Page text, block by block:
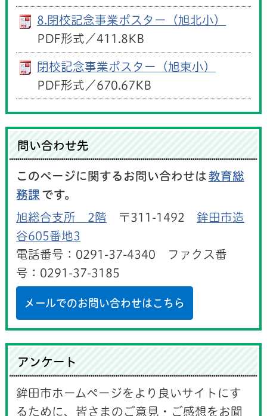
8.閉校記念事業ポスター（旭北小）
PDF形式／411.8KB
閉校記念事業ポスター（旭東小）
PDF形式／670.67KB
問い合わせ先
このページに関するお問い合わせは 教育総
務課 です。
旭総合支所 2階 〒311-1492 鉾田市造
谷605番地3
電話番号：0291-37-4340 ファクス番
号：0291-37-3185
メールでのお問い合わせはこちら
アンケート
鉾田市ホームページをより良いサイトにす
るために、皆さまのご意見・ご感想をお聞